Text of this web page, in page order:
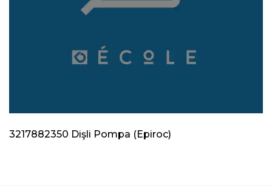
3217882350 Dişli Pompa (Epiroc)